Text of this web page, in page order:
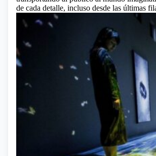
de cada detalle, incluso desde las últimas